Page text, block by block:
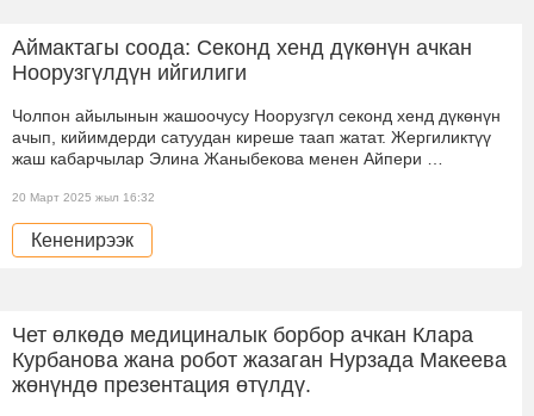
Аймактагы соода: Секонд хенд дүкөнүн ачкан
Ноорузгүлдүн ийгилиги
Чолпон айылынын жашоочусу Ноорузгүл секонд хенд дүкөнүн
ачып, кийимдерди сатуудан киреше таап жатат. Жергиликтүү
жаш кабарчылар Элина Жаныбекова менен Айпери …
20 Март 2025 жыл 16:32
Кененирээк
Чет өлкөдө медициналык борбор ачкан Клара
Курбанова жана робот жазаган Нурзада Макеева
жөнүндө презентация өтүлдү.